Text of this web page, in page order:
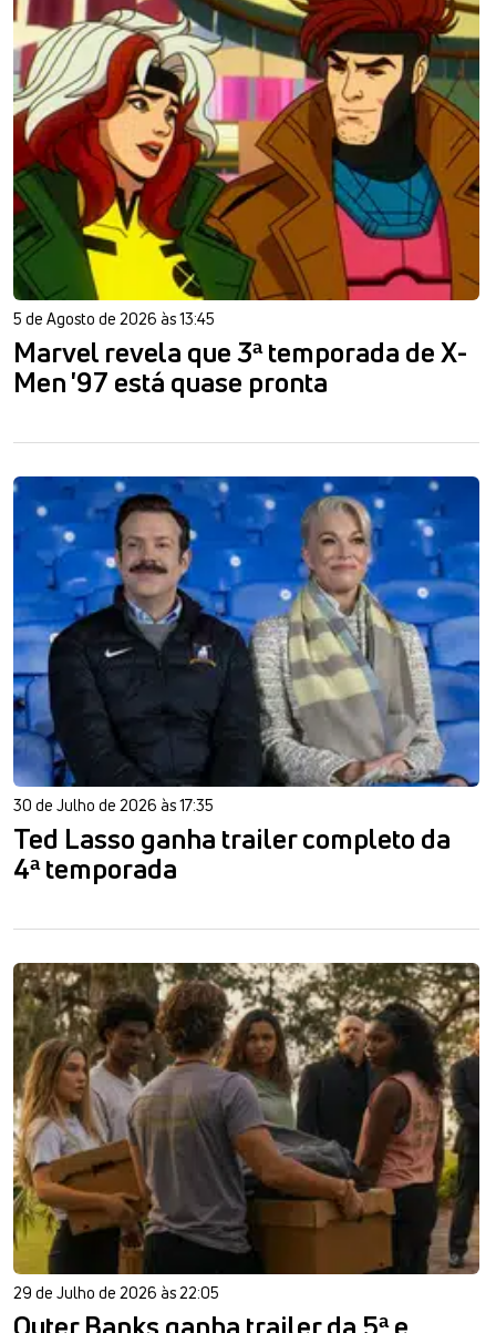
5 de Agosto de 2026 às 13:45
Marvel revela que 3ª temporada de X-
Men '97 está quase pronta
30 de Julho de 2026 às 17:35
Ted Lasso ganha trailer completo da
4ª temporada
29 de Julho de 2026 às 22:05